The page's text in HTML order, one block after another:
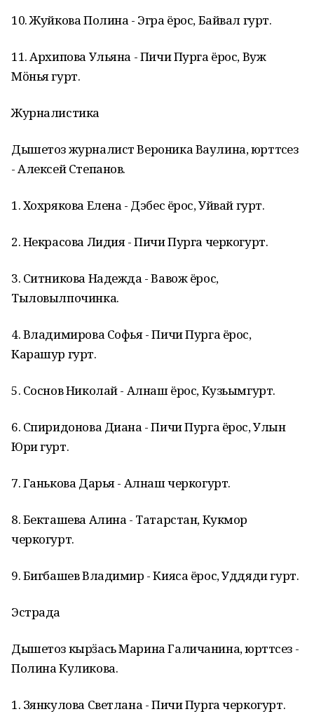
10. Жуйкова Полина - Эгра ёрос, Байвал гурт.
11. Архипова Ульяна - Пичи Пурга ёрос, Вуж
Мӧнья гурт.
Журналистика
Дышетоз журналист Вероника Ваулина, юрттӥсез
- Алексей Степанов.
1. Хохрякова Елена - Дэбес ёрос, Уйвай гурт.
2. Некрасова Лидия - Пичи Пурга черкогурт.
3. Ситникова Надежда - Вавож ёрос,
Тыловылпочинка.
4. Владимирова Софья - Пичи Пурга ёрос,
Карашур гурт.
5. Соснов Николай - Алнаш ёрос, Кузьымгурт.
6. Спиридонова Диана - Пичи Пурга ёрос, Улын
Юри гурт.
7. Ганькова Дарья - Алнаш черкогурт.
8. Бекташева Алина - Татарстан, Кукмор
черкогурт.
9. Бигбашев Владимир - Кияса ёрос, Уддяди гурт.
Эстрада
Дышетоз кырӟась Марина Галичанина, юрттӥсез -
Полина Куликова.
1. Зянкулова Светлана - Пичи Пурга черкогурт.